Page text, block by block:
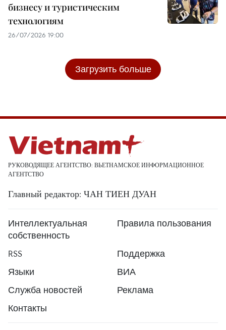
бизнесу и туристическим
технологиям
26/07/2026 19:00
Загрузить больше
РУКОВОДЯЩЕЕ АГЕНТСТВО: ВЬЕТНАМСКОЕ ИНФОРМАЦИОННОЕ
АГЕНТСТВО
Главный редактор: ЧАН ТИЕН ДУАН
Интеллектуальная
собственность
Правила пользования
RSS
Поддержка
Языки
ВИА
Служба новостей
Реклама
Контакты